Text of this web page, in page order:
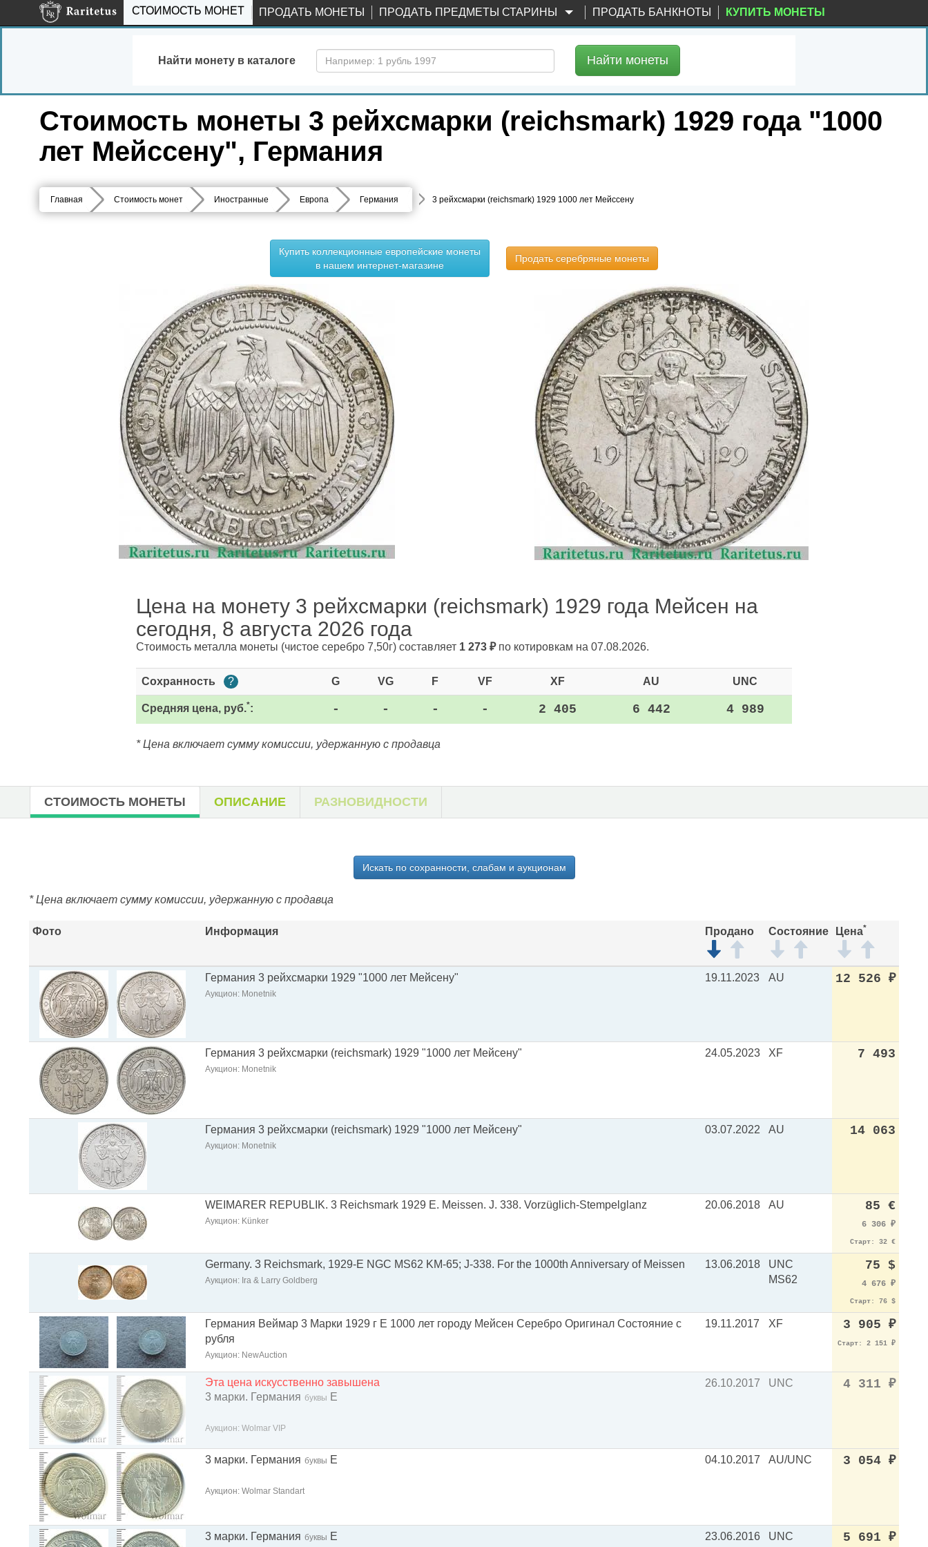
СТОИМОСТЬ МОНЕТ ПРОДАТЬ МОНЕТЫ ПРОДАТЬ ПРЕДМЕТЫ СТАРИНЫ ПРОДАТЬ БАНКНОТЫ КУПИТЬ МОНЕТЫ
Найти монету в каталоге Найти монеты
Стоимость монеты 3 рейхсмарки (reichsmark) 1929 года "1000
лет Мейссену", Германия
Главная Стоимость монет Иностранные Европа Германия 3 рейхсмарки (reichsmark) 1929 1000 лет Мейссену
Купить коллекционные европейские монеты
в нашем интернет-магазине
Продать серебряные монеты
Цена на монету 3 рейхсмарки (reichsmark) 1929 года Мейсен на
сегодня, 8 августа 2026 года
Стоимость металла монеты (чистое серебро 7,50г) составляет 1 273 ₽по котировкам на 07.08.2026.
Сохранность ? G VG F VF XF AU UNC
Средняя цена, руб.*: - - - - 2 405 6 442 4 989
* Цена включает сумму комиссии, удержанную с продавца
СТОИМОСТЬ МОНЕТЫ ОПИСАНИЕ РАЗНОВИДНОСТИ
Искать по сохранности, слабам и аукционам
* Цена включает сумму комиссии, удержанную с продавца
Фото Информация Продано Состояние Цена*
Германия 3 рейхсмарки 1929 "1000 лет Мейсену"
Аукцион: Monetnik
19.11.2023 AU 12 526 ₽
Германия 3 рейхсмарки (reichsmark) 1929 "1000 лет Мейсену"
Аукцион: Monetnik
24.05.2023 XF 7 493
Германия 3 рейхсмарки (reichsmark) 1929 "1000 лет Мейсену"
Аукцион: Monetnik
03.07.2022 AU 14 063
WEIMARER REPUBLIK. 3 Reichsmark 1929 E. Meissen. J. 338. Vorzüglich-Stempelglanz
Аукцион: Künker
20.06.2018 AU 85 €
6 306 ₽
Старт: 32 €
Germany. 3 Reichsmark, 1929-E NGC MS62 KM-65; J-338. For the 1000th Anniversary of Meissen
Аукцион: Ira & Larry Goldberg
13.06.2018
UNC
MS62
75 $
4 676 ₽
Старт: 76 $
Германия Веймар 3 Марки 1929 г E 1000 лет городу Мейсен Серебро Оригинал Состояние с
рубля
Аукцион: NewAuction
19.11.2017 XF 3 905 ₽
Старт: 2 151 ₽
Эта цена искусственно завышена
3 марки. Германия буквы E
Аукцион: Wolmar VIP
26.10.2017 UNC 4 311 ₽
3 марки. Германия буквы E
Аукцион: Wolmar Standart
04.10.2017 AU/UNC 3 054 ₽
3 марки. Германия буквы E 23.06.2016 UNC 5 691 ₽